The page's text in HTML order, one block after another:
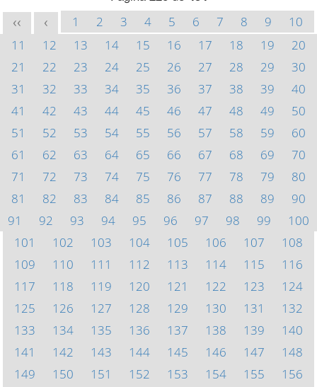
<< < 1 2 3 4 5 6 7 8 9
10
11
12 13 14 15 16 17 18 19
20
21
22 23 24 25 26 27 28 29
30
31
32 33 34 35 36 37 38 39
40
41
42 43 44 45 46 47 48 49
50
51
52 53 54 55 56 57 58 59
60
61
62 63 64 65 66 67 68 69
70
71
72 73 74 75 76 77 78 79
80
81
82 83 84 85 86 87 88 89
90
91
92 93 94 95 96 97 98 99
100
101
102 103 104 105 106 107
108
109
110 111 112 113 114 115
116
117
118 119 120 121 122 123
124
125
126 127 128 129 130 131
132
133
134 135 136 137 138 139
140
141
142 143 144 145 146 147
148
149
150 151 152 153 154 155
156